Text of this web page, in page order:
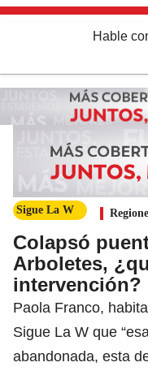
Hable
Sigue La W
Colapsó
Arboletes,
intervención?
Paola Franco,
Sigue La W que
abandonada, esta